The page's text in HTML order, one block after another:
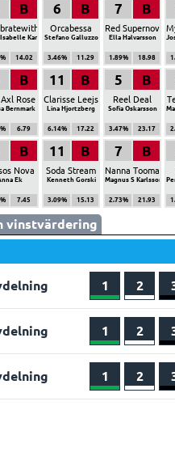
14.02
Karlsson
B 6
3.46% 11.29
Orcabessa
Stefano Galluzzo
B 7
1.89% 18.98
Red Supernova
Ella Halvarsson
B
6.79
Rose
Bernmark
B 11
6.14% 17.22
Clarisse Leejs
Lina Hjortzberg
B 5
3.47% 23.17
Reel Deal
Sofia Oskarsson
B
7.45
Nova
Ek
B 11
3.09% 15.13
Soda Stream
Kenneth Gorski
B 7
2.73% 21.93
Nanna Tooma
Magnus S Karlsson
B
vinstvärdering
1 2
1 2
1 2